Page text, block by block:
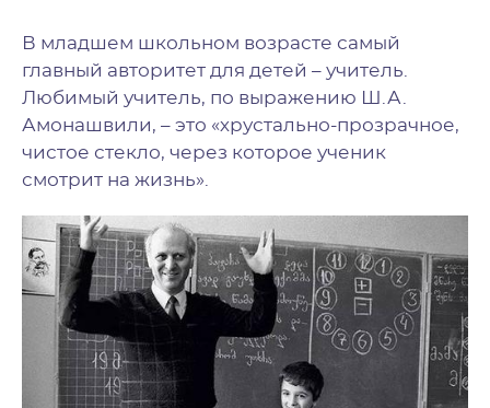
В младшем школьном возрасте самый
главный авторитет для детей – учитель.
Любимый учитель, по выражению Ш.А.
Амонашвили, – это «хрустально-прозрачное,
чистое стекло, через которое ученик
смотрит на жизнь».